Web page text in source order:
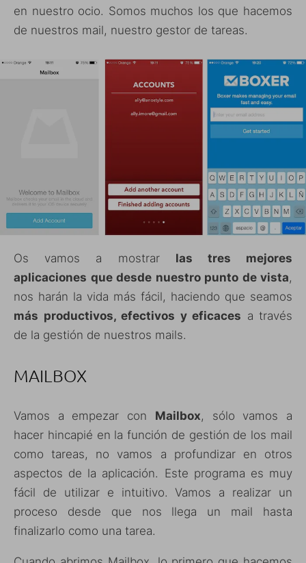
en nuestro ocio. Somos muchos los que hacemos
de nuestros mail, nuestro gestor de tareas.
Os vamos a mostrar las tres mejores
aplicaciones que desde nuestro punto de vista,
nos harán la vida más fácil, haciendo que seamos
más productivos, efectivos y eficaces a través
de la gestión de nuestros mails.
MAILBOX
Vamos a empezar con Mailbox, sólo vamos a
hacer hincapié en la función de gestión de los mail
como tareas, no vamos a profundizar en otros
aspectos de la aplicación. Este programa es muy
fácil de utilizar e intuitivo. Vamos a realizar un
proceso desde que nos llega un mail hasta
finalizarlo como una tarea.